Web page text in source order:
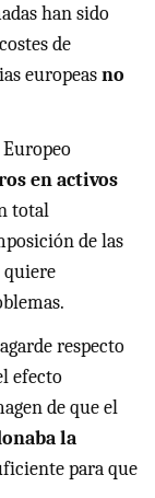
han sido
de
europeasno
Europeo
en activos
total
de las
quiere
respecto
efecto
de que el
la
para que